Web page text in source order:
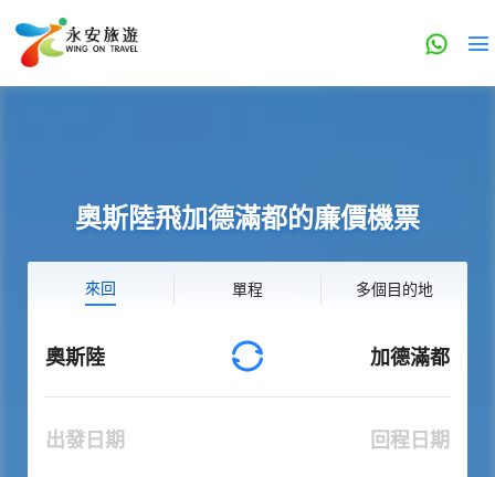
奧斯陸飛加德滿都的廉價機票
來回 單程 多個目的地
奧斯陸 加德滿都
出發日期 回程日期